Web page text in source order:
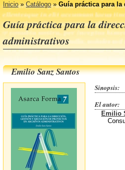
Inicio»Catálogo»Guía práctica para
Guía práctica para la
administrativos
Emilio Sanz Santos
Sinopsis:
El autor:
Emilio